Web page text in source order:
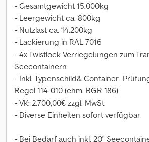
- Gesamtgewicht 15.000kg
- Leergewicht ca. 800kg
- Nutzlast ca. 14.200kg
- Lackierung in RAL 7016
- 4x Twistlock Verriegelungen zum
Seecontainern
- Inkl. Typenschild& Container-
Regel 114-010 (ehm. BGR 186)
- VK: 2.700,00€ zzgl. MwSt.
- Diverse Einheiten sofort verfügbar
- Bei Bedarf auch inkl. 20"